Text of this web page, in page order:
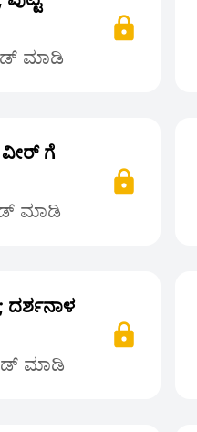
ಮಾಡಿ
ಗೆ
ಮಾಡಿ
ಮಾಡಿ